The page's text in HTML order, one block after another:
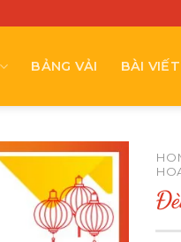
BẢNG VẢI BÀI VIẾT